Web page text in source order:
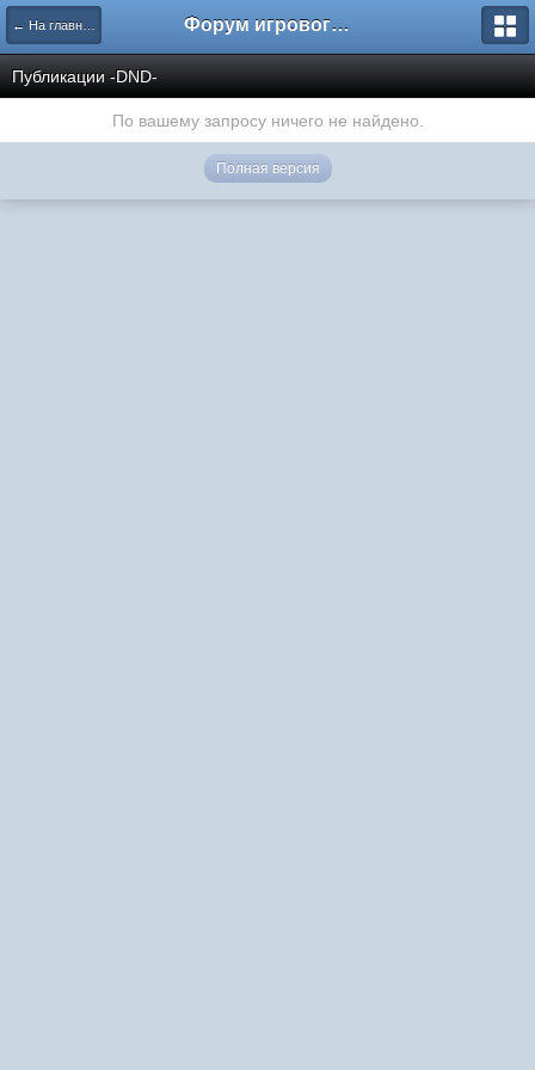
← На главную Форум игрового проекта Riverrise
Публикации -DND-
По вашему запросу ничего не найдено.
Полная версия